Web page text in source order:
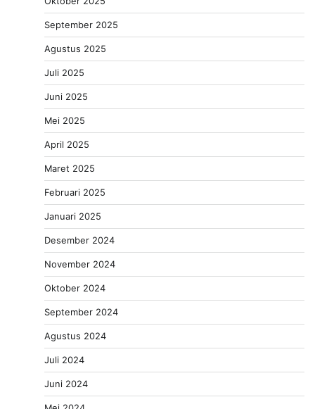
September 2025
Agustus 2025
Juli 2025
Juni 2025
Mei 2025
April 2025
Maret 2025
Februari 2025
Januari 2025
Desember 2024
November 2024
Oktober 2024
September 2024
Agustus 2024
Juli 2024
Juni 2024